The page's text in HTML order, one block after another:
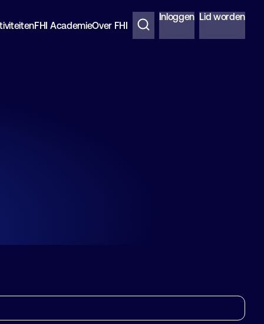
FHI AcademieOver FHI
Inloggen Lid worden